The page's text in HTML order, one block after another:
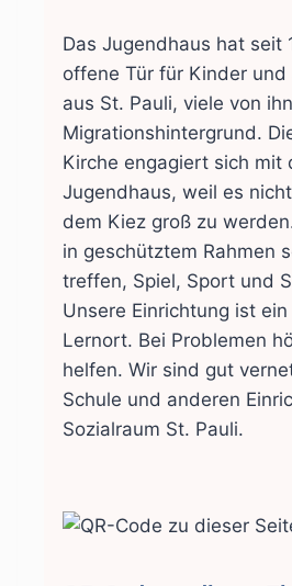
Das Jugendhaus hat seit
offene Tür für Kinder und
aus St. Pauli, viele von
Migrationshintergrund.
Kirche engagiert sich mit
Jugendhaus, weil es
dem Kiez groß zu
in geschütztem Rahmen
treffen, Spiel, Sport und
Unsere Einrichtung ist
Lernort. Bei Problemen
helfen. Wir sind gut
Schule und anderen
Sozialraum St. Pauli.